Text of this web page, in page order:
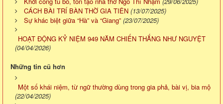
CÁCH BÀI TRÍ BÀN THỜ GIA TIÊN (13/07/2025)
Sự khác biệt giữa “Hà” và “Giang” (23/07/2025)
HOẠT ĐỘNG KỶ NIỆM 949 NĂM CHIẾN THẮNG NHƯ NGUYỆT
(04/04/2026)
Những tin cũ hơn
Một số khái niệm, từ ngữ thường dùng trong gia phả, bài vị, bia mộ
(22/04/2025)